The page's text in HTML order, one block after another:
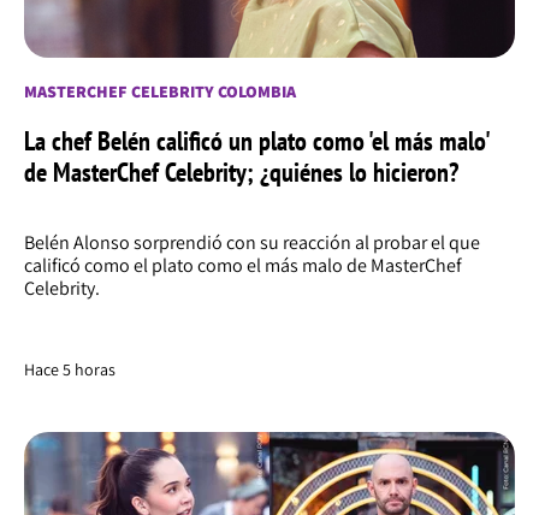
MASTERCHEF CELEBRITY COLOMBIA
La chef Belén calificó un plato como 'el más malo'
de MasterChef Celebrity; ¿quiénes lo hicieron?
Belén Alonso sorprendió con su reacción al probar el que
calificó como el plato como el más malo de MasterChef
Celebrity.
Hace 5 horas